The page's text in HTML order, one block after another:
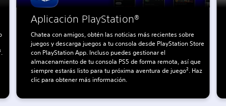
Aplicación PlayStation®
Chatea con amigos, obtén las noticias más recientes sobre
juegos y descarga juegos a tu consola desde PlayStation Store
con PlayStation App. Incluso puedes gestionar el
almacenamiento de tu consola PS5 de forma remota, así que
siempre estarás listo para tu próxima aventura de juego². Haz
clic para obtener más información.